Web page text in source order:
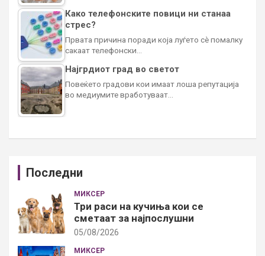
Како телефонските повици ни станаа
стрес?
Првата причина поради која луѓето сè помалку
сакаат телефонски…
Најгрдиот град во светот
Повеќето градови кои имаат лоша репутација
во медиумите вработуваат…
Последни
МИКСЕР
Три раси на кучиња кои се
сметаат за најпослушни
05/08/2026
МИКСЕР